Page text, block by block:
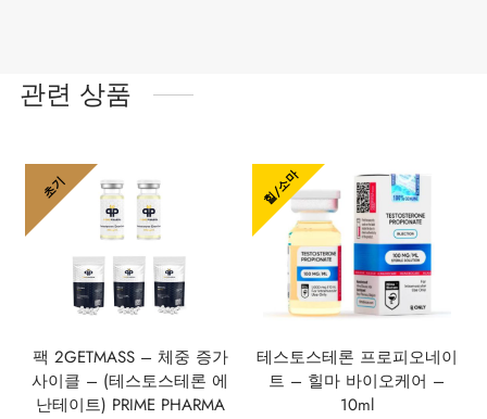
관련 상품
초기
팩 2GETMASS – 체중 증가
사이클 – (테스토스테론 에
난테이트) PRIME PHARMA
힐/소마
테스토스테론 프로피오네이
트 – 힐마 바이오케어 –
10ml